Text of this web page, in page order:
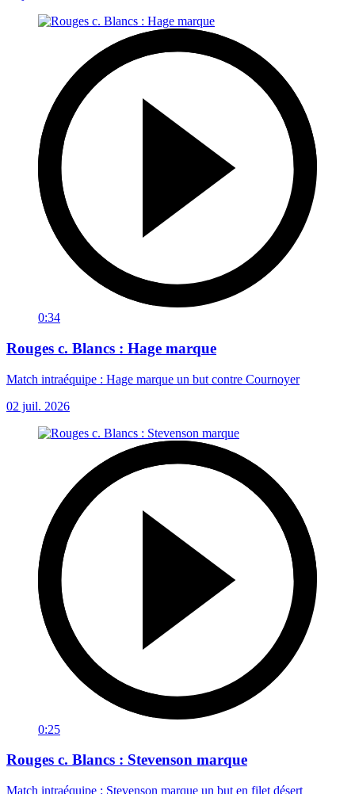
0:34
Rouges c. Blancs : Hage marque
Match intraéquipe : Hage marque un but contre Cournoyer
02 juil. 2026
0:25
Rouges c. Blancs : Stevenson marque
Match intraéquipe : Stevenson marque un but en filet désert